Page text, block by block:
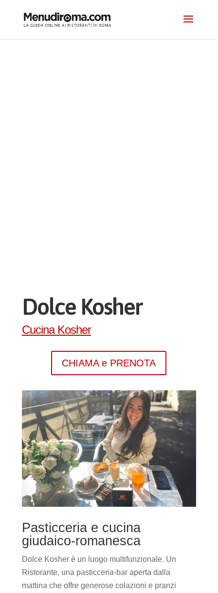
Dolce Kosher
Cucina Kosher
CHIAMA e PRENOTA
Pasticceria e cucina
giudaico-romanesca
Dolce Kosher è un luogo multifunzionale. Un
Ristorante, una pasticceria-bar aperta dalla
mattina che offre generose colazioni e pranzi